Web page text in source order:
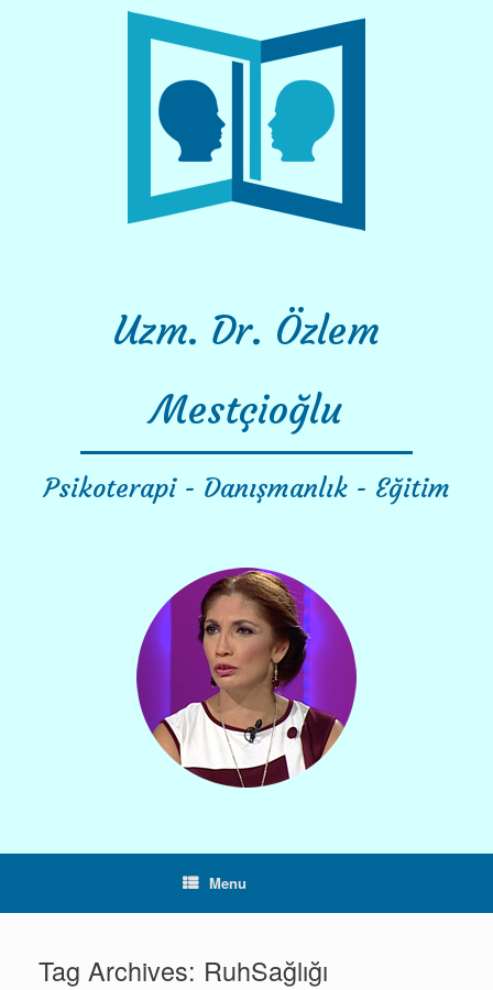
Uzm. Dr. Özlem
Mestçioğlu
Psikoterapi - Danışmanlık - Eğitim
Menu
Tag Archives: RuhSağlığı